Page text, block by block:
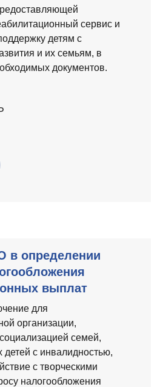
сервис и
детям с
и их семьям, в
документов.
в определении
выплат
для
организации,
семей,
с инвалидностью,
с творческими
налогообложения